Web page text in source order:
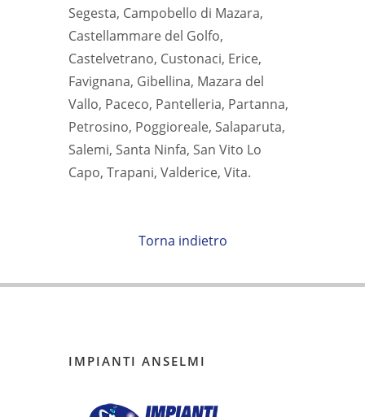
Segesta, Campobello di Mazara,
Castellammare del Golfo,
Castelvetrano, Custonaci, Erice,
Favignana, Gibellina, Mazara del
Vallo, Paceco, Pantelleria, Partanna,
Petrosino, Poggioreale, Salaparuta,
Salemi, Santa Ninfa, San Vito Lo
Capo, Trapani, Valderice, Vita.
Torna indietro
IMPIANTI ANSELMI